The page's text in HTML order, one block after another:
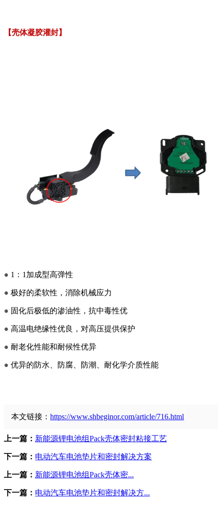
【壳体凝胶灌封】
● 1：1加成型高弹性
● 极好的柔软性，消除机械应力
● 固化后极低的渗油性，抗中毒性优
● 高温电绝缘性优良，对高压提供保护
● 耐老化性能和耐候性优异
● 优异的防水、防腐、防潮、耐化学介质性能
本文链接： https://www.shbeginor.com/article/716.html
上一篇： 新能源锂电池组Pack壳体密封粘接工艺
下一篇： 电动汽车电池垫片和密封解决方案
上一篇： 新能源锂电池组Pack壳体密...
下一篇： 电动汽车电池垫片和密封解决方...